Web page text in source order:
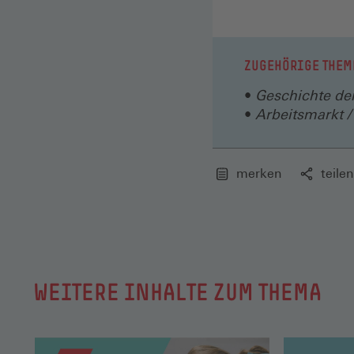
tabuisiert
Die
ZUGEHÖRIGE
Geschichte
Arbeitsmarkt
merken teilen
WEITERE INHALTE ZUM THEMA